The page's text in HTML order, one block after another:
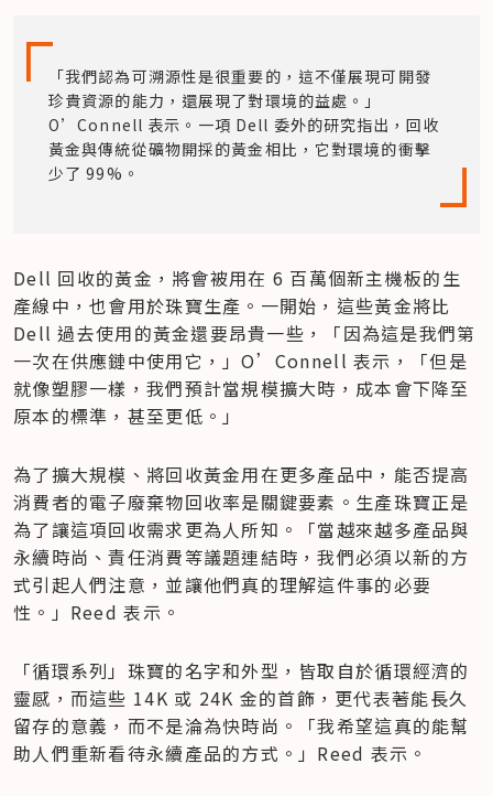
「我們認為可溯源性是很重要的，這不僅展現可開發
珍貴資源的能力，還展現了對環境的益處。」
O’Connell 表示。一項 Dell 委外的研究指出，回收
黃金與傳統從礦物開採的黃金相比，它對環境的衝擊
少了 99%。
Dell 回收的黃金，將會被用在 6 百萬個新主機板的生
產線中，也會用於珠寶生產。一開始，這些黃金將比
Dell 過去使用的黃金還要昂貴一些，「因為這是我們第
一次在供應鏈中使用它，」O’Connell 表示，「但是
就像塑膠一樣，我們預計當規模擴大時，成本會下降至
原本的標準，甚至更低。」
為了擴大規模、將回收黃金用在更多產品中，能否提高
消費者的電子廢棄物回收率是關鍵要素。生產珠寶正是
為了讓這項回收需求更為人所知。「當越來越多產品與
永續時尚、責任消費等議題連結時，我們必須以新的方
式引起人們注意，並讓他們真的理解這件事的必要
性。」Reed 表示。
「循環系列」珠寶的名字和外型，皆取自於循環經濟的
靈感，而這些 14K 或 24K 金的首飾，更代表著能長久
留存的意義，而不是淪為快時尚。「我希望這真的能幫
助人們重新看待永續產品的方式。」Reed 表示。